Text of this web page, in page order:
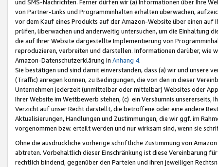
und SMS-Nachrichten. Ferner dürfen wir (a) Informationen über Ihre
von Partner-Links und Programminhalten erhalten überwachen,
vor dem Kauf eines Produkts auf der Amazon-Website über einen
prüfen, überwachen und anderweitig untersuchen, um die Einhaltung
die auf Ihrer Website dargestellte Implementierung von
reproduzieren, verbreiten und darstellen. Informationen darüber, wie
Amazon-Datenschutzerklärung in Anhang 4.
Sie bestätigen und sind damit einverstanden, dass (a) wir und
(Traffic) anregen können, zu Bedingungen, die von den in dieser
Unternehmen jederzeit (unmittelbar oder mittelbar) Websites oder
Ihrer Website im Wettbewerb stehen, (c) ein Versäumnis unsererseits,
Verzicht auf unser Recht darstellt, die betroffene oder eine andere
Aktualisierungen, Handlungen und Zustimmungen, die wir ggf. im
vorgenommen bzw. erteilt werden und nur wirksam sind, wenn sie
Ohne die ausdrückliche vorherige schriftliche Zustimmung von
abtreten. Vorbehaltlich dieser Einschränkung ist diese Vereinbarung
rechtlich bindend, gegenüber den Parteien und ihren jeweiligen